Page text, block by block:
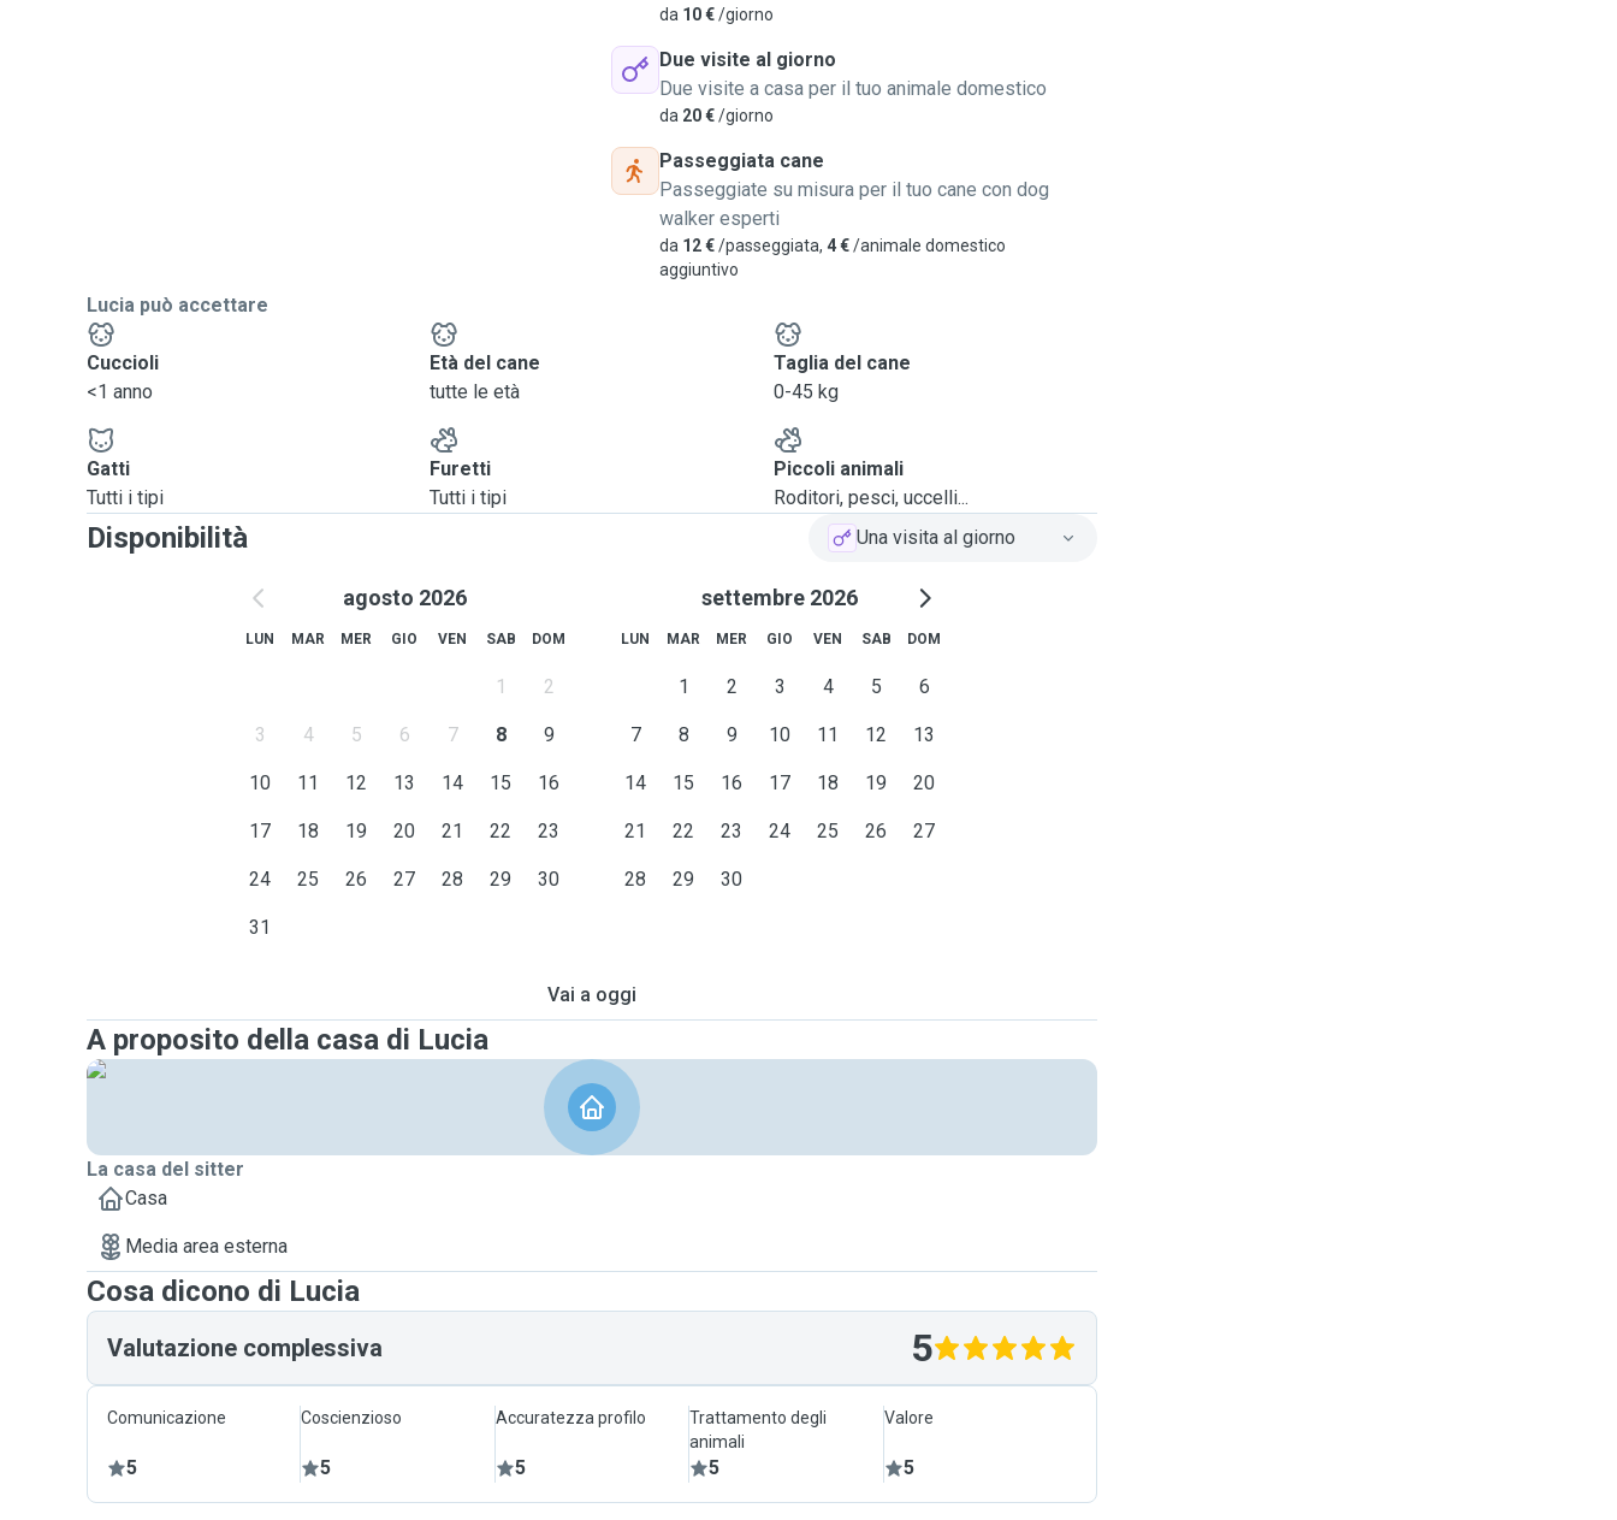
da 10 €/giorno
Due visite al giorno
Due visite a casa per il tuo animale domestico
da 20 €/giorno
Passeggiata cane
Passeggiate su misura per il tuo cane con dog
walker esperti
da 12 €/passeggiata, 4 €/animale domestico
aggiuntivo
Lucia può accettare
Cuccioli
<1 anno
Età del cane
tutte le età
Taglia del cane
0-45 kg
Gatti
Tutti i tipi
Furetti
Tutti i tipi
Piccoli animali
Roditori, pesci, uccelli...
Disponibilità Una visita al giorno
agosto 2026
LUN MAR MER GIO VEN SAB DOM
1 2
3 4 5 6 7 8 9
10 11 12 13 14 15 16
17 18 19 20 21 22 23
24 25 26 27 28 29 30
31
settembre 2026
LUN MAR MER GIO VEN SAB DOM
1 2 3 4 5 6
7 8 9 10 11 12 13
14 15 16 17 18 19 20
21 22 23 24 25 26 27
28 29 30
Vai a oggi
A proposito della casa di Lucia
La casa del sitter
Casa
Media area esterna
Cosa dicono di Lucia
Valutazione complessiva 5
Comunicazione
5
Coscienzioso
5
Accuratezza profilo
5
Trattamento degli
animali
5
Valore
5